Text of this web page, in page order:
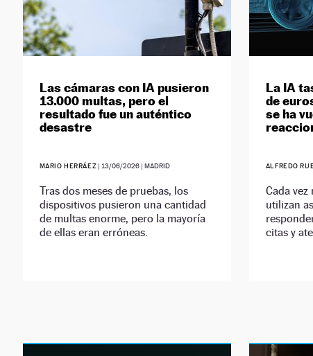
Las cámaras con IA pusieron
13.000 multas, pero el
resultado fue un auténtico
desastre
MARIO HERRÁEZ | 13/06/2026 | MADRID
Tras dos meses de pruebas, los
dispositivos pusieron una cantidad
de multas enorme, pero la mayoría
de ellas eran erróneas.
La IA
de
se ha
ALFREDO
Cada
utilizan
citas y